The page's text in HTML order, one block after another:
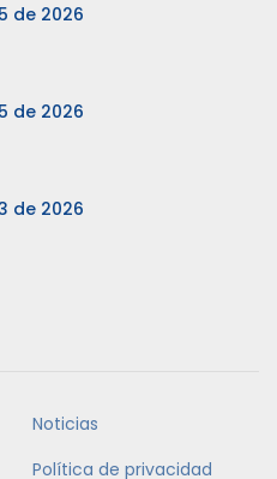
de 2026
de 2026
de 2026
Noticias
Política de privacidad